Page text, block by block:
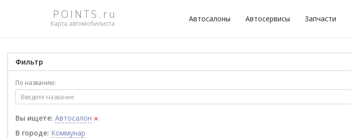
POINTS.ru
Карта автомобилиста
Автосалоны Автосервисы Запчасти
Фильтр
По названию:
Вы ищете: Автосалон ×
В городе: Коммунар